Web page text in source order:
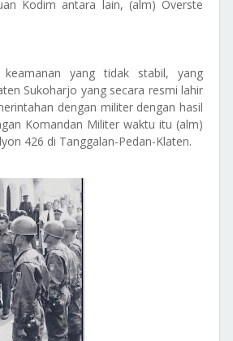
Kodim antara lain, (alm) Overste
yang tidak stabil, yang
Sukoharjo yang secara resmi lahir
dengan militer dengan hasil
Komandan Militer waktu itu (alm)
426 di Tanggalan-Pedan-Klaten.